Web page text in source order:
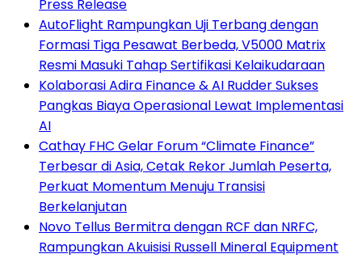
Press Release
AutoFlight Rampungkan Uji Terbang dengan
Formasi Tiga Pesawat Berbeda, V5000 Matrix
Resmi Masuki Tahap Sertifikasi Kelaikudaraan
Kolaborasi Adira Finance & AI Rudder Sukses
Pangkas Biaya Operasional Lewat Implementasi
AI
Cathay FHC Gelar Forum “Climate Finance”
Terbesar di Asia, Cetak Rekor Jumlah Peserta,
Perkuat Momentum Menuju Transisi
Berkelanjutan
Novo Tellus Bermitra dengan RCF dan NRFC,
Rampungkan Akuisisi Russell Mineral Equipment